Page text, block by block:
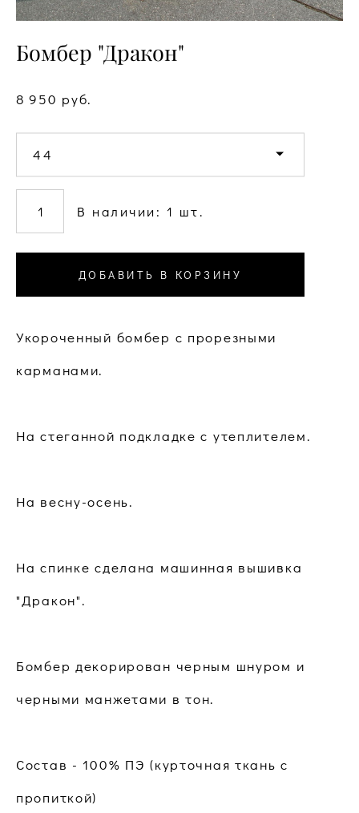
Бомбер "Дракон"
8 950 pуб.
44
В наличии: 1 шт.
ДОБАВИТЬ В КОРЗИНУ
Укороченный бомбер с прорезными
карманами.
На стеганной подкладке с утеплителем.
На весну-осень.
На спинке сделана машинная вышивка
"Дракон".
Бомбер декорирован черным шнуром и
черными манжетами в тон.
Состав - 100% ПЭ (курточная ткань с
пропиткой)